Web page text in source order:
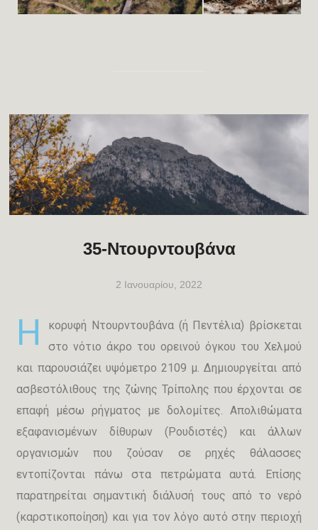
35-Ντουρντουβάνα
2 Ιανουαρίου, 2022
Η
κορυφή Ντουρντουβάνα (ή Πεντέλια) βρίσκεται
στο νότιο άκρο του ορεινού όγκου του Χελμού
και παρουσιάζει υψόμετρο 2109 μ. Δημιουργείται από
ασβεστόλιθους της ζώνης Τρίπολης που έρχονται σε
επαφή μέσω ρήγματος με δολομίτες. Απολιθώματα
εξαφανισμένων δίθυρων (Ρουδιστές) και άλλων
οργανισμών που ζούσαν σε ρηχές θάλασσες
εντοπίζονται πάνω στα πετρώματα αυτά. Επίσης
παρατηρείται σημαντική διάλυσή τους από το νερό
(καρστικοποίηση) και για τον λόγο αυτό στην περιοχή